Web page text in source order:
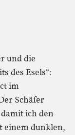
und die
des Esels“:
im
Schäfer
ich den
einem dunklen,